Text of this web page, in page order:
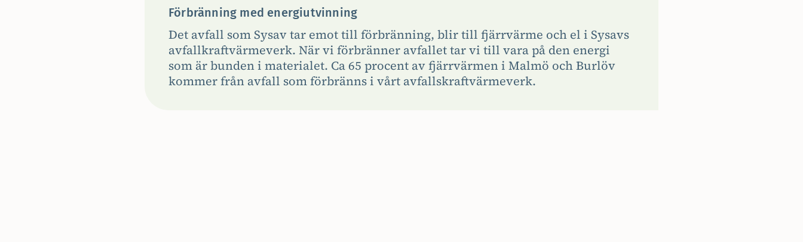
Förbränning med energiutvinning
Det avfall som Sysav tar emot till förbränning, blir till fjärrvärme och el i Sysavs
avfallkraftvärmeverk. När vi förbränner avfallet tar vi till vara på den energi
som är bunden i materialet. Ca 65 procent av fjärrvärmen i Malmö och Burlöv
kommer från avfall som förbränns i vårt avfallskraftvärmeverk.